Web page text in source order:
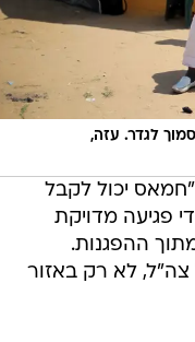
לגדר. עזה,
"חמאס יכול לקבל
פגיעה מדויקת
ההפגנות.
לא רק באזור